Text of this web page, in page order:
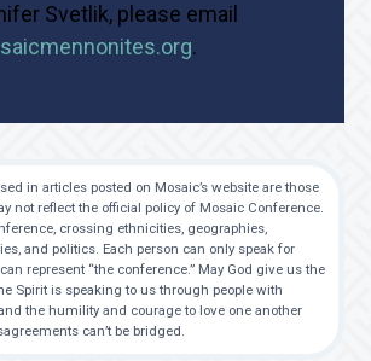
Svetlik, please email
.
in articles posted on Mosaic’s website are those
not reflect the official policy of Mosaic Conference.
crossing ethnicities, geographies,
and politics. Each person can only speak for
represent “the conference.” May God give us the
Spirit is speaking to us through people with
the humility and courage to love one another
can’t be bridged.